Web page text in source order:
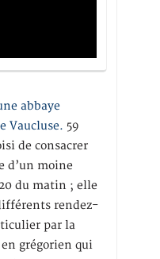
abbaye
Vaucluse. 59
de consacrer
d’un moine
du matin ; elle
rendez-
par la
en grégorien qui